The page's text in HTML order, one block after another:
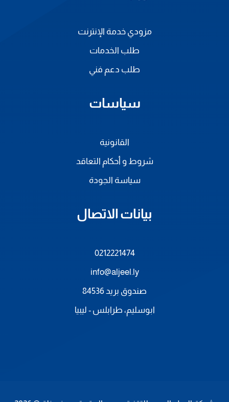
مزودي خدمة الإنترنت
طلب الخدمات
طلب دعم فني
سياسات
القانونية
شروط و أحكام التعاقد
سياسة الجودة
بيانات الاتصال
0212221474
info@aljeel.ly
صندوق بريد 84536
ابوسليم، طرابلس - ليبيا